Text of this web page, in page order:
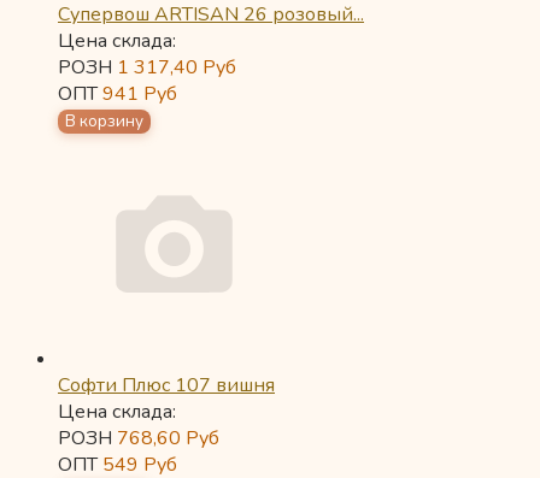
Супервош ARTISAN 26 розовый...
Цена склада:
РОЗН 1 317,40 Руб
ОПТ941 Руб
Софти Плюс 107 вишня
Цена склада:
РОЗН 768,60 Руб
ОПТ549 Руб